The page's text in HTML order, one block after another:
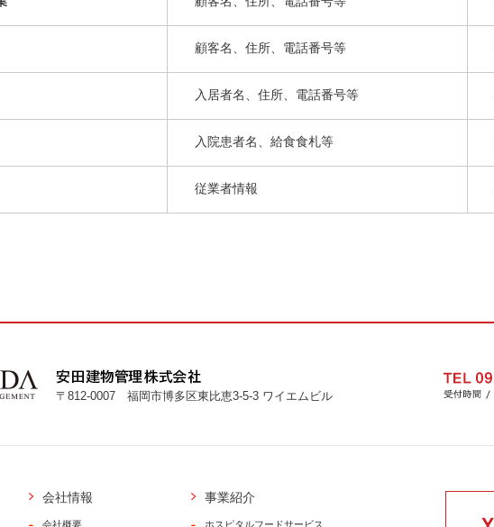
顧客名、住所、電話番号等
入居者名、住所、電話番号等
入院患者名、給食食札等
従業者情報
〒812-0007 福岡市博多区東比恵3-5-3 ワイエムビル
会社情報
会社概要
事業紹介
ホスピタルフードサービス